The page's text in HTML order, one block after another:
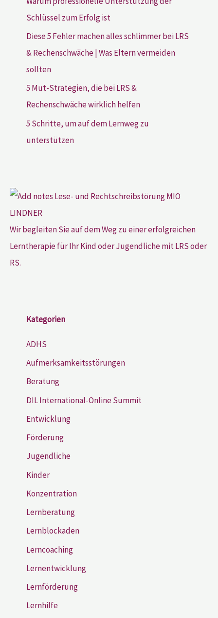
Schlüssel zum Erfolg ist
Diese 5 Fehler machen alles schlimmer bei LRS
& Rechenschwäche | Was Eltern vermeiden
sollten
5 Mut-Strategien, die bei LRS &
Rechenschwäche wirklich helfen
5 Schritte, um auf dem Lernweg zu
unterstützen
Wir begleiten Sie auf dem Weg zu einer erfolgreichen
Lerntherapie für Ihr Kind oder Jugendliche mit LRS oder
RS.
Kategorien
ADHS
Aufmerksamkeitsstörungen
Beratung
DIL International-Online Summit
Entwicklung
Förderung
Jugendliche
Kinder
Konzentration
Lernberatung
Lernblockaden
Lerncoaching
Lernentwicklung
Lernförderung
Lernhilfe